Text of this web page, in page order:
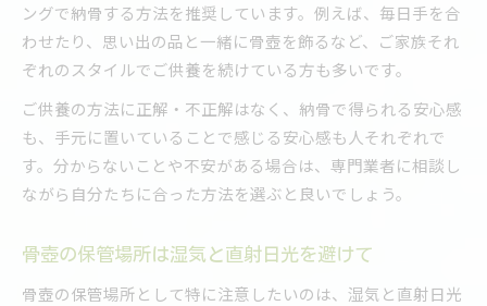
ングで納骨する方法を推奨しています。例えば、毎日手を合
わせたり、思い出の品と一緒に骨壺を飾るなど、ご家族それ
ぞれのスタイルでご供養を続けている方も多いです。
ご供養の方法に正解・不正解はなく、納骨で得られる安心感
も、手元に置いていることで感じる安心感も人それぞれで
す。分からないことや不安がある場合は、専門業者に相談し
ながら自分たちに合った方法を選ぶと良いでしょう。
骨壺の保管場所は湿気と直射日光を避けて
骨壺の保管場所として特に注意したいのは、湿気と直射日光